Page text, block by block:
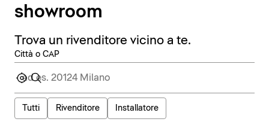
showroom
Trova un rivenditore vicino a te.
Città o CAP
Tutti Rivenditore Installatore